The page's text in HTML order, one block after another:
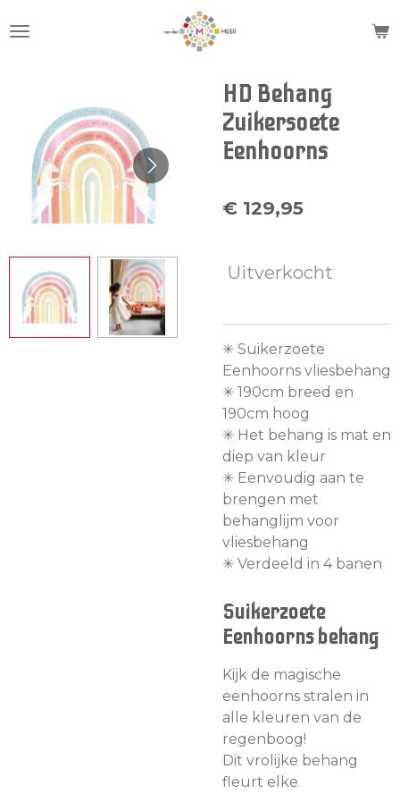
direct
hoofdinhoud
HD Behang
Zuikersoete
Eenhoorns
€ 129,95
Uitverkocht
✳︎ Suikerzoete
Eenhoorns vliesbehang
✳︎ 190cm breed en
190cm hoog
✳︎ Het behang is mat en
diep van kleur
✳︎ Eenvoudig aan te
brengen met
behanglijm voor
vliesbehang
✳︎ Verdeeld in 4 banen
Suikerzoete
Eenhoorns behang
Kijk de magische
eenhoorns stralen in
alle kleuren van de
regenboog!
Dit vrolijke behang
fleurt elke